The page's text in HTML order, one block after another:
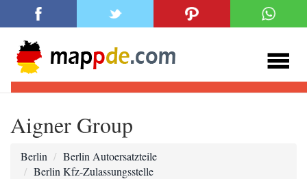
Aigner Group
Berlin
Berlin Autoersatzteile
Berlin Kfz-Zulassungsstelle